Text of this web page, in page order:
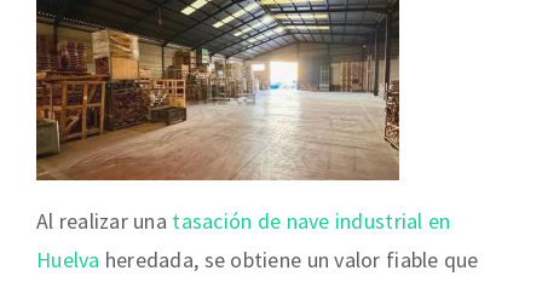
Al realizar una tasación de nave industrial en
Huelva heredada, se obtiene un valor fiable que